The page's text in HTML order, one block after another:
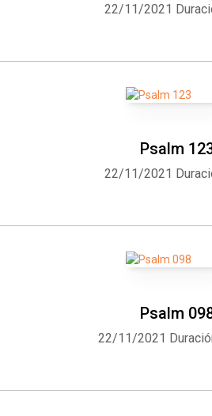
22/11/2021
Psalm
22/11/2021
Psalm
22/11/2021